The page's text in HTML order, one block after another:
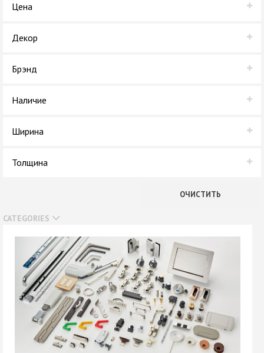
Цена
Декор
Брэнд
Наличие
Ширина
Толщина
ОЧИСТИТЬ
CATEGORIES